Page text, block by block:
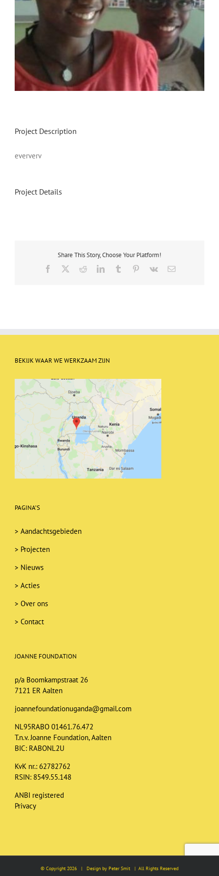
Project Description
eververv
Project Details
Share This Story, Choose Your Platform!
Facebook RedditLinkedInTumblr Pinterest
Vk Email
BEKIJK WAAR WE WERKZAAM ZIJN
PAGINA’S
> Aandachtsgebieden
> Projecten
> Nieuws
> Acties
> Over ons
> Contact
JOANNE FOUNDATION
p/a Boomkampstraat 26
7121 ER Aalten
joannefoundationuganda@gmail.com
NL95RABO 01461.76.472
T.n.v. Joanne Foundation, Aalten
BIC: RABONL2U
KvK nr.: 62782762
RSIN: 8549.55.148
ANBI registered
Privacy
© Copyright2026 | Design by Peter Smit | All Rights Reserved